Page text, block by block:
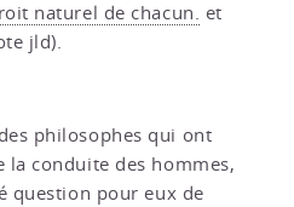
naturel de chacun. et
jld).
philosophes qui ont
la conduite des hommes,
question pour eux de